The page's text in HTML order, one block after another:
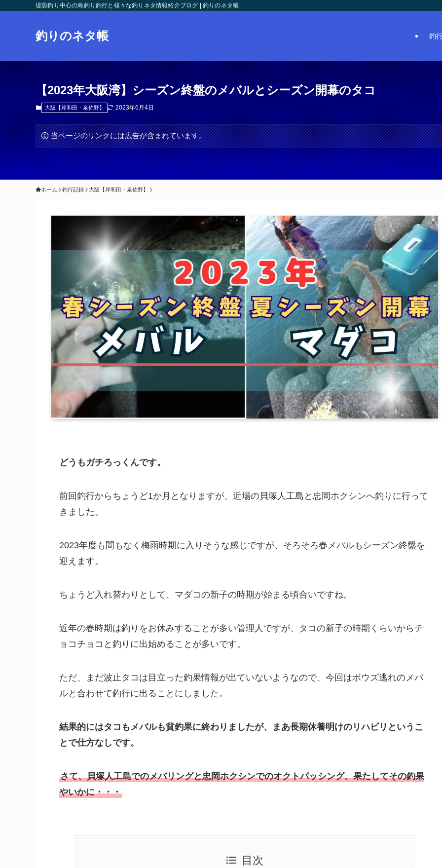
堤防釣り中心の海釣り釣行と様々な釣りネタ情報紹介ブログ | 釣りのネタ帳
釣りのネタ帳 釣
【2023年大阪湾】シーズン終盤のメバルとシーズン開幕のタコ
大阪【岸和田・泉佐野】 2023年6月4日
当ページのリンクには広告が含まれています。
ホーム 釣行記録 大阪【岸和田・泉佐野】
どうもガチろっくんです。
前回釣行からちょうど1か月となりますが、近場の貝塚人工島と忠岡ホクシンへ釣りに行って
きました。
2023年度も間もなく梅雨時期に入りそうな感じですが、そろそろ春メバルもシーズン終盤を
迎えます。
ちょうど入れ替わりとして、マダコの新子の時期が始まる頃合いですね。
近年の春時期は釣りをお休みすることが多い管理人ですが、タコの新子の時期くらいからチ
ョコチョコと釣りに出始めることが多いです。
ただ、まだ波止タコは目立った釣果情報が出ていないようなので、今回はボウズ逃れのメバ
ルと合わせて釣行に出ることにしました。
結果的にはタコもメバルも貧釣果に終わりましたが、まあ長期休養明けのリハビリというこ
とで仕方なしです。
さて、貝塚人工島でのメバリングと忠岡ホクシンでのオクトパッシング、果たしてその釣果
やいかに・・・
目次